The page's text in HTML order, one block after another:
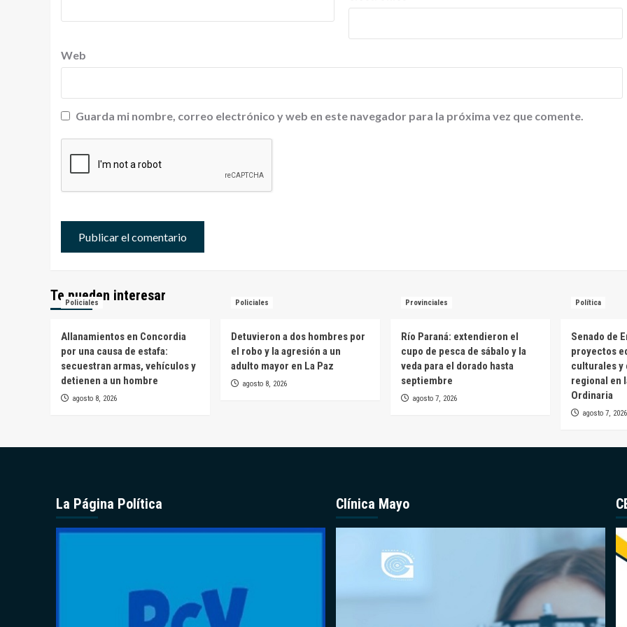
Web
Guarda mi nombre, correo electrónico y web en este navegador para la próxima vez que comente.
Te pueden interesar
Policiales
Allanamientos en Concordia
por una causa de estafa:
secuestran armas, vehículos y
detienen a un hombre
agosto 8, 2026
Policiales
Detuvieron a dos hombres por
el robo y la agresión a un
adulto mayor en La Paz
agosto 8, 2026
Provinciales
Río Paraná: extendieron el
cupo de pesca de sábalo y la
veda para el dorado hasta
septiembre
agosto 7, 2026
Política
Senado de
proyectos
culturales y
regional en
Ordinaria
agosto 7, 2026
La Página Política Clínica Mayo